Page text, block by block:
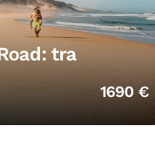
tra
1690 €